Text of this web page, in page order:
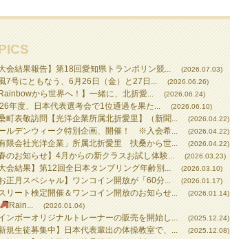
会結果報告】第18回愛知県トランポリン競... (2026.07.03)
7号にともなう、6月26日（金）と27日... (2026.06.26)
から世界へ！】一緒に、北折愛... (2026.06.24)
年度、日本代表選考会で1位通過を果た... (2026.06.10)
町表敬訪問【光洋企業所属北折愛里】（新聞... (2026.04.22)
ルデンウィーク特別企画、開催！ ※入会希... (2026.04.22)
限会社光洋企業」所属北折愛里 扶桑から世... (2026.04.22)
のお知らせ】4月からの新クラスお試し体験... (2026.03.23)
会結果】第12回全日本タンブリング年齢別... (2026.03.10)
正月スペシャル】ワンコイン開放が「60分... (2026.01.17)
リート検定開催＆ワンコイン開放のお知らせ... (2026.01.14)
Rain... (2026.01.04)
ンボーオリジナルトレーナーの販売を開始し... (2025.12.24)
規生徒募集中】日本代表輩出の体操教室で、... (2025.12.08)